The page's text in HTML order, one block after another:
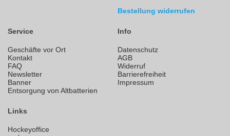
Bestellung widerrufen
Service
Geschäfte vor Ort
Kontakt
FAQ
Newsletter
Banner
Entsorgung von Altbatterien
Info
Datenschutz
AGB
Widerruf
Barrierefreiheit
Impressum
Links
Hockeyoffice